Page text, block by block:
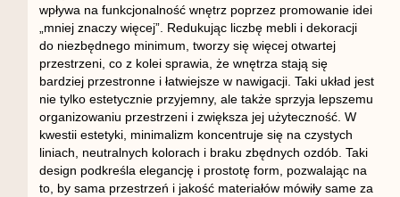
wpływa na funkcjonalność wnętrz poprzez promowanie idei
„mniej znaczy więcej”. Redukując liczbę mebli i dekoracji
do niezbędnego minimum, tworzy się więcej otwartej
przestrzeni, co z kolei sprawia, że wnętrza stają się
bardziej przestronne i łatwiejsze w nawigacji. Taki układ jest
nie tylko estetycznie przyjemny, ale także sprzyja lepszemu
organizowaniu przestrzeni i zwiększa jej użyteczność. W
kwestii estetyki, minimalizm koncentruje się na czystych
liniach, neutralnych kolorach i braku zbędnych ozdób. Taki
design podkreśla elegancję i prostotę form, pozwalając na
to, by sama przestrzeń i jakość materiałów mówiły same za